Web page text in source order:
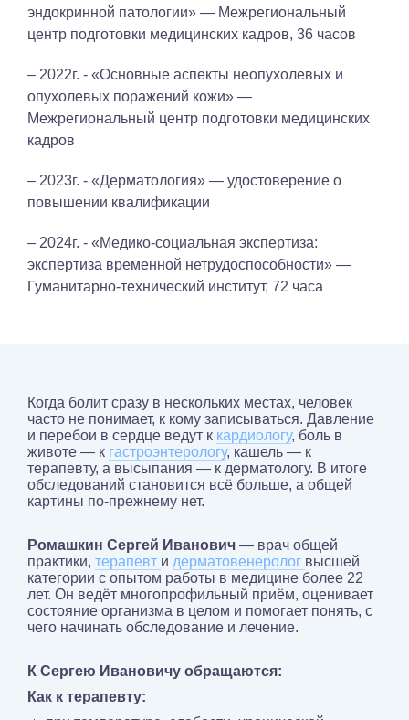
эндокринной патологии» — Межрегиональный
центр подготовки медицинских кадров, 36 часов
– 2022г. - «Основные аспекты неопухолевых и
опухолевых поражений кожи» —
Межрегиональный центр подготовки медицинских
кадров
– 2023г. - «Дерматология» — удостоверение о
повышении квалификации
– 2024г. - «Медико-социальная экспертиза:
экспертиза временной нетрудоспособности» —
Гуманитарно-технический институт, 72 часа
Когда болит сразу в нескольких местах, человек
часто не понимает, к кому записываться. Давление
и перебои в сердце ведут к кардиологу, боль в
животе — к гастроэнтерологу, кашель — к
терапевту, а высыпания — к дерматологу. В итоге
обследований становится всё больше, а общей
картины по-прежнему нет.
Ромашкин Сергей Иванович — врач общей
практики, терапевт и дерматовенеролог высшей
категории с опытом работы в медицине более 22
лет. Он ведёт многопрофильный приём, оценивает
состояние организма в целом и помогает понять, с
чего начинать обследование и лечение.
К Сергею Ивановичу обращаются:
Как к терапевту: